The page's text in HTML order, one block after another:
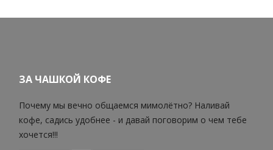
ЗА ЧАШКОЙ КОФЕ
Почему мы вечно общаемся мимолётно? Наливай
кофе, садись удобнее - и давай поговорим о чем тебе
хочется!!!